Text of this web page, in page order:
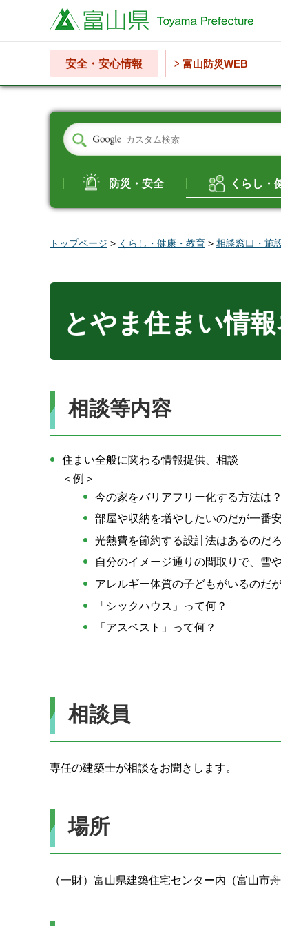
富山県
安全・安心情報 富山防災WEB
防災・安全 くらし・
トップページ > くらし・健康・教育 > 相談窓口・施
とやま住まい情
相談等内容
住まい全般に関わる情報提供、相談
＜例＞
今の家をバリアフリー化する方法は？
部屋や収納を増やしたいのだが一番
光熱費を節約する設計法はあるのだ
自分のイメージ通りの間取りで、雪
アレルギー体質の子どもがいるのだ
「シックハウス」って何？
「アスベスト」って何？
相談員
専任の建築士が相談をお聞きします。
場所
（一財）富山県建築住宅センター内（富山市